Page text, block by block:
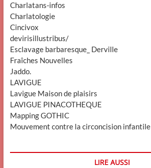
Charlatans-infos
Charlatologie
Cincivox
devirisillustribus/
Esclavage barbaresque_ Derville
Fraîches Nouvelles
Jaddo.
LAVIGUE
Lavigue Maison de plaisirs
LAVIGUE PINACOTHEQUE
Mapping GOTHIC
Mouvement contre la circoncision infantile
LIRE AUSSI